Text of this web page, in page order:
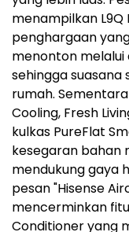
menampilkan
penghargaan
menonton
sehingga
rumah.
Cooling, Fresh
kulkas PureFlat
kesegaran bahan
mendukung gaya
pesan "Hisense
mencerminkan
Conditioner yang